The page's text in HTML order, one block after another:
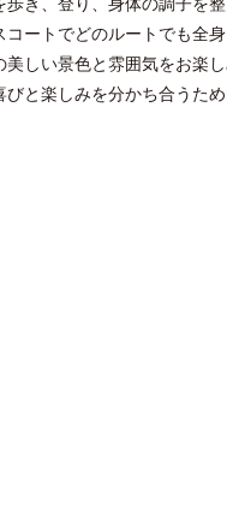
ートでどのルートでも全
しい景色と雰囲気をお楽し
と楽しみを分かち合うた